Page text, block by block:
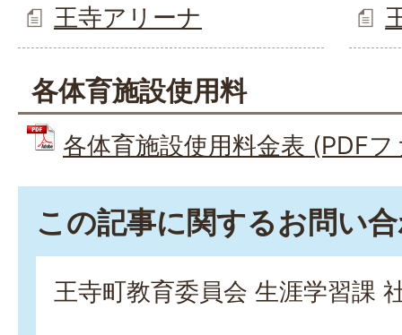
王寺アリーナ
各体育施設使用料
各体育施設使用料金表 (PDF
この記事に関するお問い
王寺町教育委員会 生涯学習課